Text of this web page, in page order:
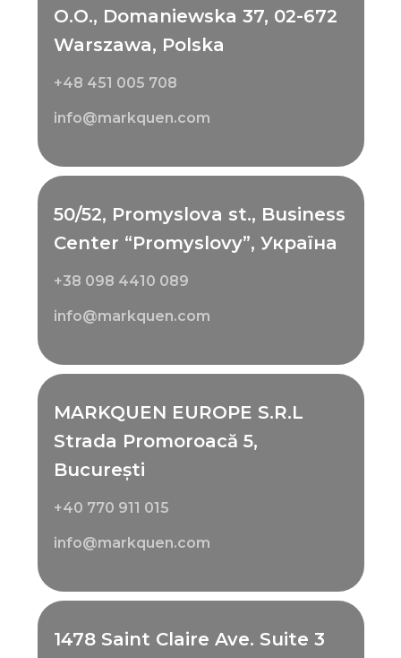
O.O., Domaniewska 37, 02-672
Warszawa, Polska
+48 451 005 708
info@markquen.com
50/52, Promyslova st., Business
Center “Promyslovy”, Україна
+38 098 4410 089
info@markquen.com
MARKQUEN EUROPE S.R.L
Strada Promoroacă 5,
București
+40 770 911 015
info@markquen.com
1478 Saint Claire Ave. Suite 3